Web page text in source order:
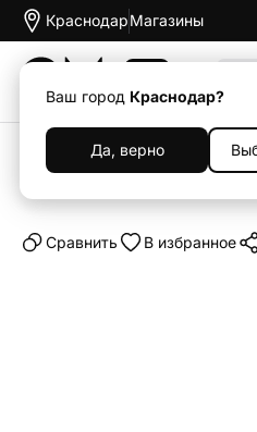
Краснодар
Ваш город Краснодар?
Да, верно
Магазины
Каталог
Смартфон Xiaomi
Cравнить В избранное